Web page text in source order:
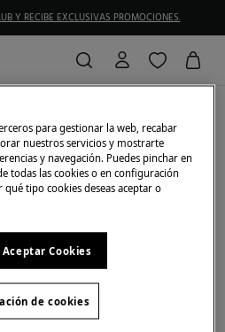
Y RECIBE EXCLUSIVAS PROMOCIONES.
para gestionar la web, recabar
nuestros servicios y mostrarte
y navegación. Puedes pinchar en
todas las cookies o en configuración
qué tipo cookies deseas aceptar o
Aceptar Cookies
de cookies